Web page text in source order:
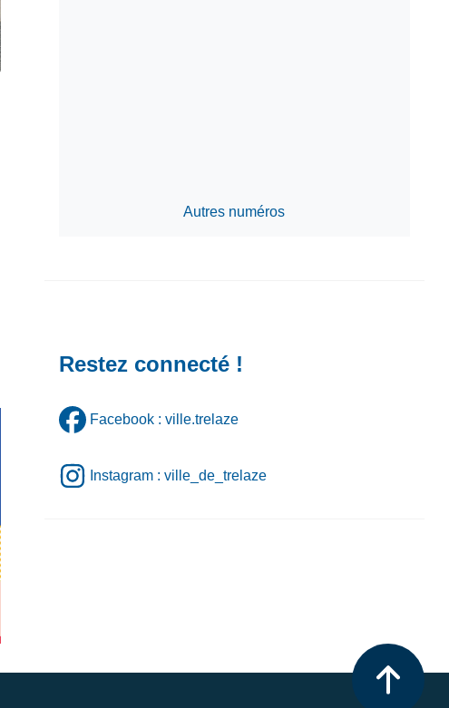
Autres numéros
Restez connecté !
Facebook : ville.trelaze
Instagram : ville_de_trelaze